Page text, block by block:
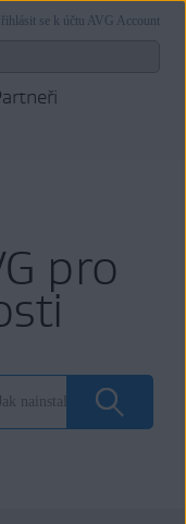
Přihlásit se k účtu AVG Account
pro